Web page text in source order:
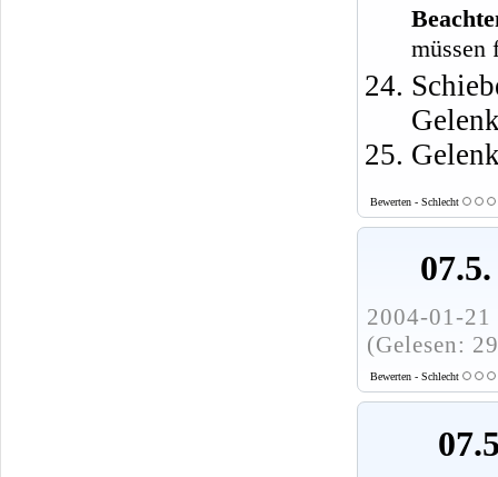
müssen
Bewerten - Schlecht
2004-01-
(Gelesen:
Bewerten - Schlecht